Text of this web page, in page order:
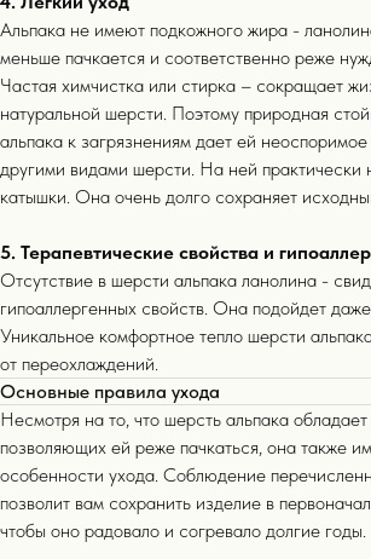
Альпака не имеют подкожного жира -
меньше пачкается и соответственно реже
Частая химчистка или стирка – сокращает
натуральной шерсти. Поэтому природная
альпака к загрязнениям дает ей
другими видами шерсти. На ней практически
катышки. Она очень долго сохраняет
5. Терапевтические свойства и
Отсутствие в шерсти альпака ланолина -
гипоаллергенных свойств. Она подойдет
Уникальное комфортное тепло шерсти
от переохлаждений.
Основные правила ухода
Несмотря на то, что шерсть альпака
позволяющих ей реже пачкаться, она также
особенности ухода. Соблюдение
позволит вам сохранить изделие в
чтобы оно радовало и согревало долгие годы.
покупателей
Бестселлеры